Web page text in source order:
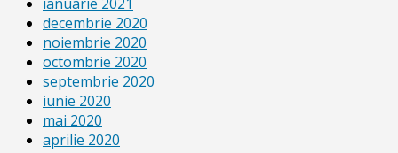
decembrie 2020
noiembrie 2020
octombrie 2020
septembrie 2020
iunie 2020
mai 2020
aprilie 2020